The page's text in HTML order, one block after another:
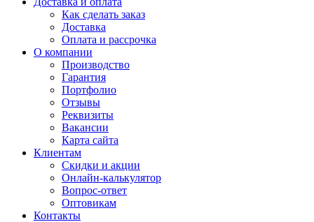
Как сделать заказ
Доставка
Оплата и рассрочка
О компании
Производство
Гарантия
Портфолио
Отзывы
Реквизиты
Вакансии
Карта сайта
Клиентам
Скидки и акции
Онлайн-калькулятор
Вопрос-ответ
Оптовикам
Контакты